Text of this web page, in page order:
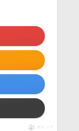
ポチップ